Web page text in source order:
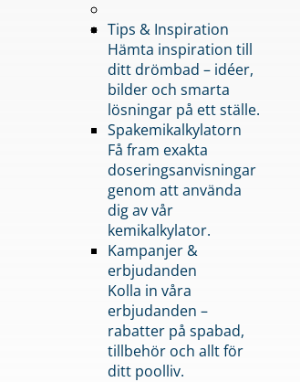
Tips & Inspiration
Hämta inspiration till
ditt drömbad – idéer,
bilder och smarta
lösningar på ett ställe.
Spakemikalkylatorn
Få fram exakta
doseringsanvisningar
genom att använda
dig av vår
kemikalkylator.
Kampanjer &
erbjudanden
Kolla in våra
erbjudanden –
rabatter på spabad,
tillbehör och allt för
ditt poolliv.